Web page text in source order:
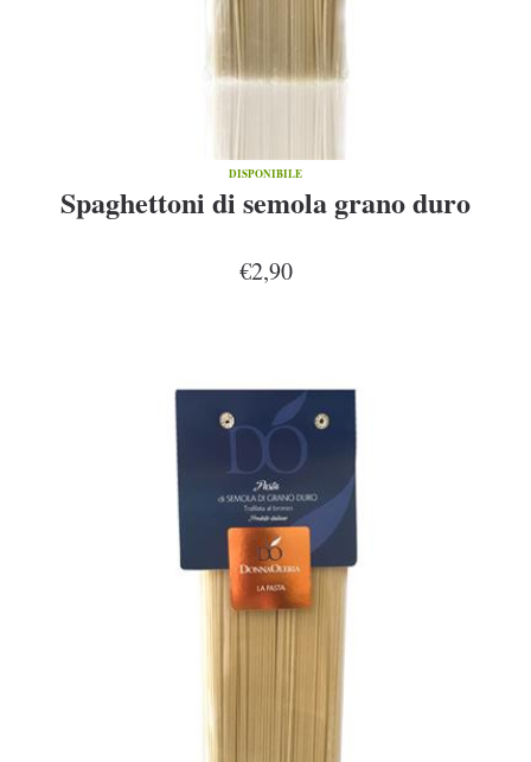
DISPONIBILE
Spaghettoni di semola grano duro
€2,90